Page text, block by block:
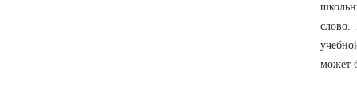
слово.
может